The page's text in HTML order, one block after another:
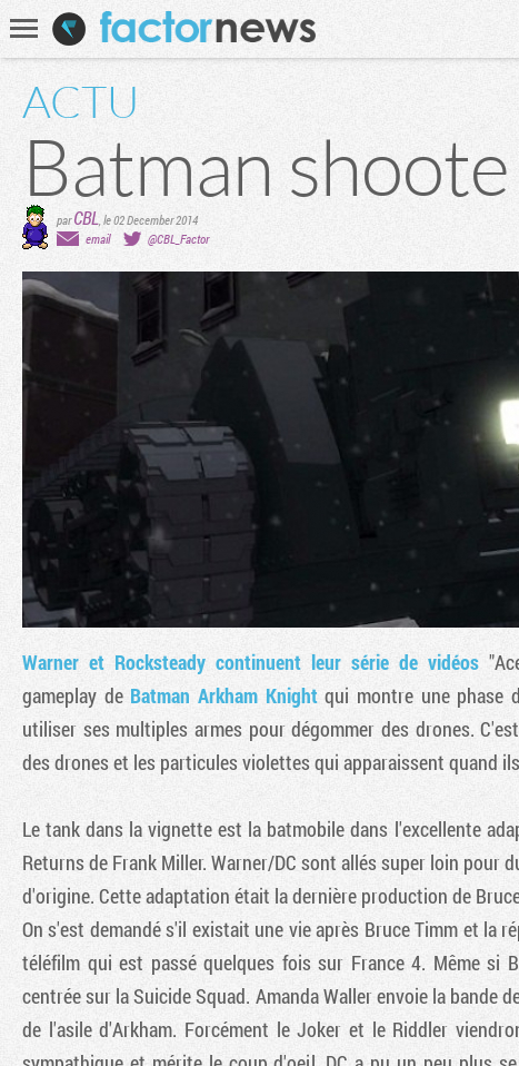
Recherche
ACTU
Batman
parCBL le 02 December 2014
email
@CBL_Factor
Warner et Rocksteady continuent leur série de vidéos
gameplay de Batman Arkham Knightqui montre une phase
utiliser ses multiples armes pour dégommer des drones.
des drones et les particules violettes qui apparaissent quand
Le tank dans la vignette est la batmobile dans l'excellente
Returns de Frank Miller. Warner/DC sont allés super loin pour
d'origine. Cette adaptation était la dernière production de
On s'est demandé s'il existait une vie après Bruce Timm et la
téléfilm qui est passé quelques fois sur France 4. Même si
centrée sur la Suicide Squad. Amanda Waller envoie la bande
de l'asile d'Arkham. Forcément le Joker et le Riddler